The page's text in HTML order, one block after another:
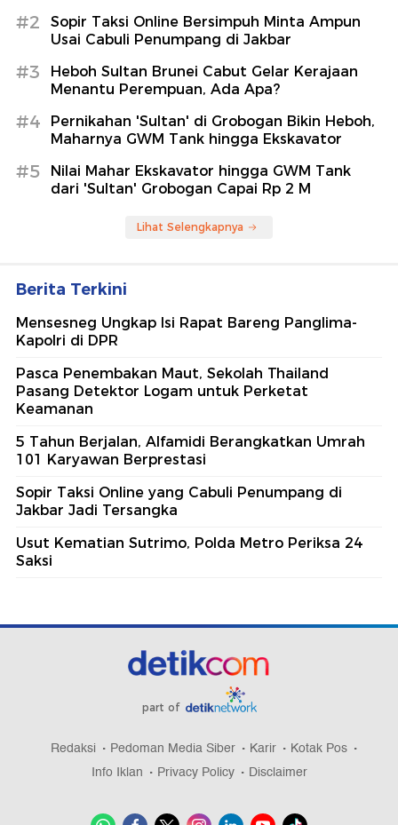
#2
Sopir Taksi Online Bersimpuh Minta Ampun
Usai Cabuli Penumpang di Jakbar
#3
Heboh Sultan Brunei Cabut Gelar Kerajaan
Menantu Perempuan, Ada Apa?
#4
Pernikahan 'Sultan' di Grobogan Bikin Heboh,
Maharnya GWM Tank hingga Ekskavator
#5
Nilai Mahar Ekskavator hingga GWM Tank
dari 'Sultan' Grobogan Capai Rp 2 M
Lihat Selengkapnya
Berita Terkini
Mensesneg Ungkap Isi Rapat Bareng Panglima-
Kapolri di DPR
Pasca Penembakan Maut, Sekolah Thailand
Pasang Detektor Logam untuk Perketat
Keamanan
5 Tahun Berjalan, Alfamidi Berangkatkan Umrah
101 Karyawan Berprestasi
Sopir Taksi Online yang Cabuli Penumpang di
Jakbar Jadi Tersangka
Usut Kematian Sutrimo, Polda Metro Periksa 24
Saksi
part of
Redaksi Pedoman Media Siber Karir
Kotak Pos
Info Iklan
Privacy Policy Disclaimer